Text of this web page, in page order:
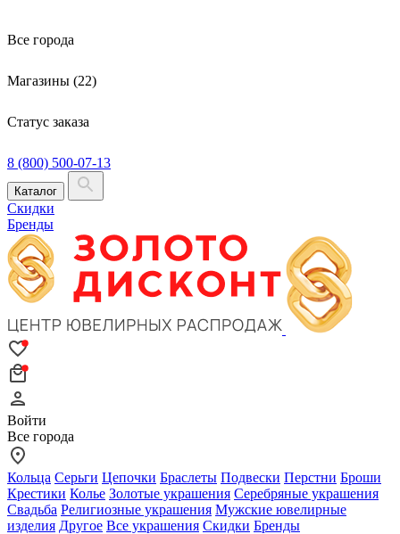
Все города
Магазины (22)
Статус заказа
8 (800) 500-07-13
Каталог
Скидки
Бренды
Войти
Все города
Кольца Серьги Цепочки Браслеты Подвески Перстни Броши
Крестики Колье Золотые украшения Серебряные украшения
Свадьба Религиозные украшения Мужские ювелирные
изделия Другое Все украшения Скидки Бренды